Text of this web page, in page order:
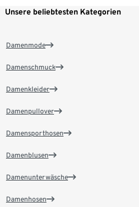
Unsere beliebtesten Kategorien
Damenmode
Damenschmuck
Damenkleider
Damenpullover
Damensporthosen
Damenblusen
Damenunterwäsche
Damenhosen